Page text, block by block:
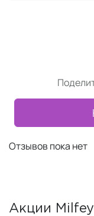
Отзывов пока нет
Акции